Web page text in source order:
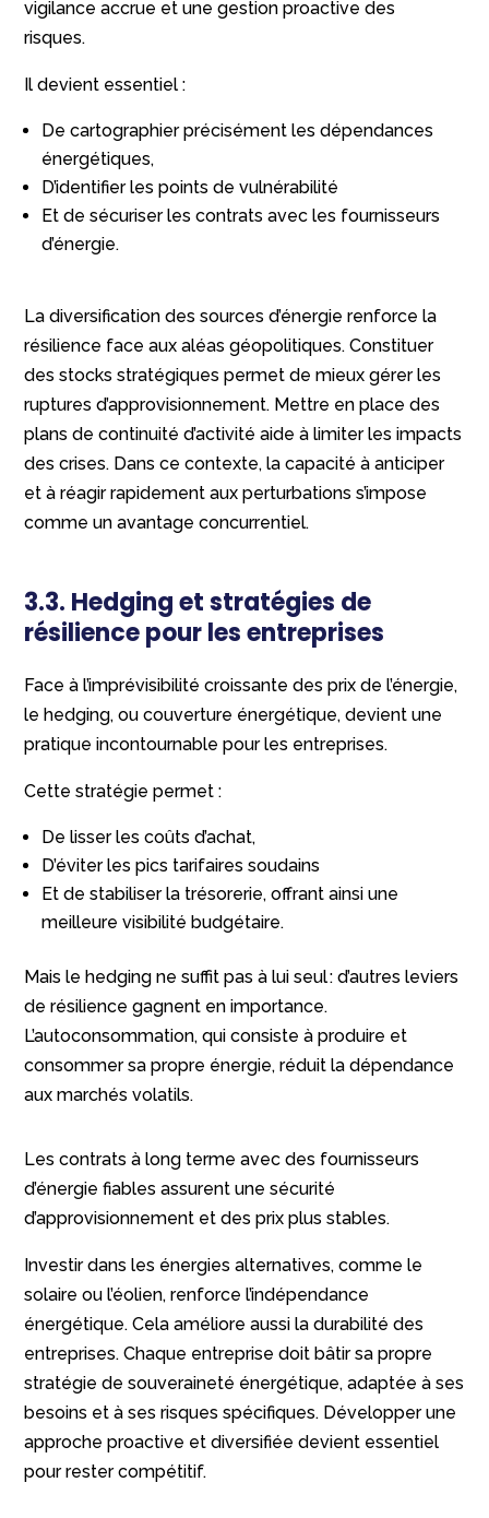
vigilance accrue et une gestion proactive des
risques.
Il devient essentiel :
De cartographier précisément les dépendances
énergétiques,
D’identifier les points de vulnérabilité
Et de sécuriser les contrats avec les fournisseurs
d’énergie.
La diversification des sources d’énergie renforce la
résilience face aux aléas géopolitiques. Constituer
des stocks stratégiques permet de mieux gérer les
ruptures d’approvisionnement. Mettre en place des
plans de continuité d’activité aide à limiter les impacts
des crises. Dans ce contexte, la capacité à anticiper
et à réagir rapidement aux perturbations s’impose
comme un avantage concurrentiel.
3.3. Hedging et stratégies de
résilience pour les entreprises
Face à l’imprévisibilité croissante des prix de l’énergie,
le hedging, ou couverture énergétique, devient une
pratique incontournable pour les entreprises.
Cette stratégie permet :
De lisser les coûts d’achat,
D’éviter les pics tarifaires soudains
Et de stabiliser la trésorerie, offrant ainsi une
meilleure visibilité budgétaire.
Mais le hedging ne suffit pas à lui seul : d’autres leviers
de résilience gagnent en importance.
L’autoconsommation, qui consiste à produire et
consommer sa propre énergie, réduit la dépendance
aux marchés volatils.
Les contrats à long terme avec des fournisseurs
d’énergie fiables assurent une sécurité
d’approvisionnement et des prix plus stables.
Investir dans les énergies alternatives, comme le
solaire ou l’éolien, renforce l’indépendance
énergétique. Cela améliore aussi la durabilité des
entreprises. Chaque entreprise doit bâtir sa propre
stratégie de souveraineté énergétique, adaptée à ses
besoins et à ses risques spécifiques. Développer une
approche proactive et diversifiée devient essentiel
pour rester compétitif.